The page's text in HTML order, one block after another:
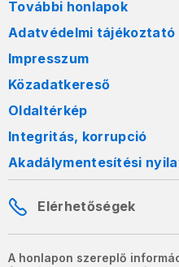
További honlapok
Adatvédelmi tájékoztató
Impresszum
Közadatkereső
Oldaltérkép
Integritás, korrupció
Akadálymentesítési
Elérhetőségek
A honlapon szereplő